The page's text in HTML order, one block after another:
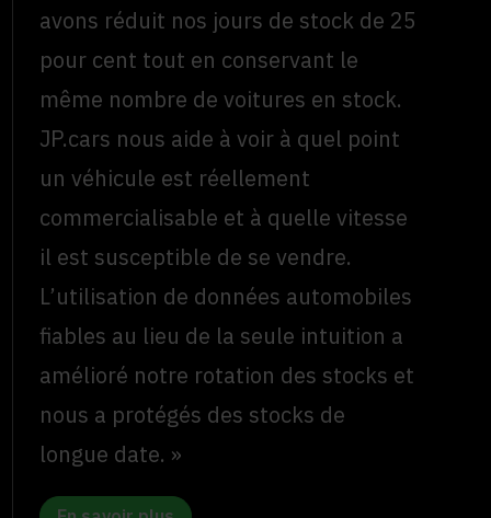
avons réduit nos jours de stock de 25
pour cent tout en conservant le
même nombre de voitures en stock.
JP.cars nous aide à voir à quel point
un véhicule est réellement
commercialisable et à quelle vitesse
il est susceptible de se vendre.
L’utilisation de données automobiles
fiables au lieu de la seule intuition a
amélioré notre rotation des stocks et
nous a protégés des stocks de
longue date. »